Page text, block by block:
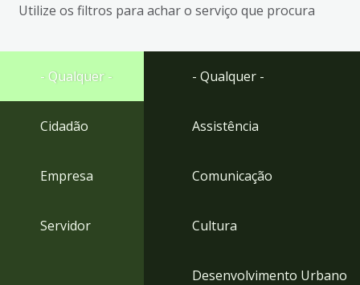
busca
Ir
rodapé
Utilize os filtros para achar o serviço que procura
- Qualquer -
Cidadão
Empresa
Servidor
- Qualquer -
Assistência
Comunicação
Cultura
Desenvolvimento Urbano